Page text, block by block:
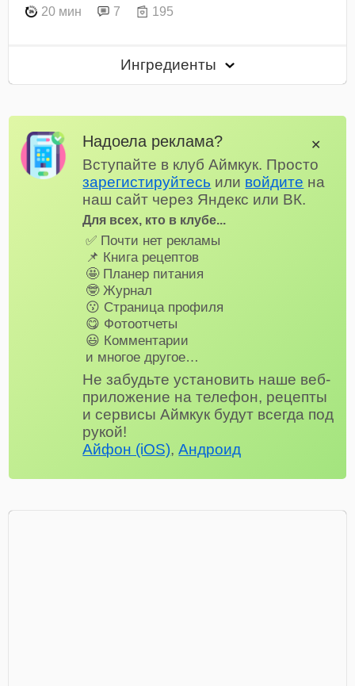
20 мин 7 195
Ингредиенты
Надоела реклама?
Вступайте в клуб Аймкук. Просто
зарегистируйтесь или войдите на
наш сайт через Яндекс или ВК.
Для всех, кто в клубе...
✅ Почти нет рекламы
📌 Книга рецептов
🤩 Планер питания
🤓 Журнал
😗 Страница профиля
😋 Фотоотчеты
😃 Комментарии
и многое другое…
Не забудьте установить наше веб-
приложение на телефон, рецепты
и сервисы Аймкук будут всегда под
рукой!
Айфон (iOS),Андроид
✕